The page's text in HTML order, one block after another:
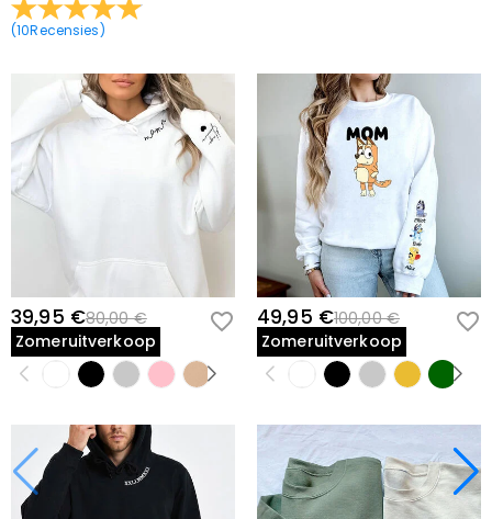
(10Recensies)
39,95 €80,00 €
Zomeruitverkoop
49,95 €100,00 €
Zomeruitverkoop